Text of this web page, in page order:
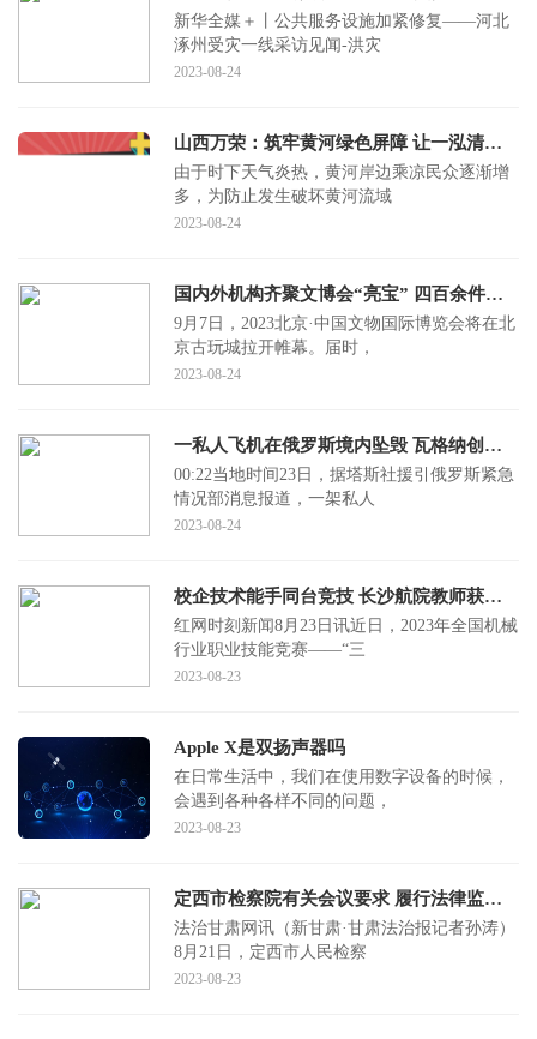
新华全媒＋丨公共服务设施加紧修复——河北
涿州受灾一线采访见闻-洪灾
2023-08-24
山西万荣：筑牢黄河绿色屏障 让一泓清水入黄河
由于时下天气炎热，黄河岸边乘凉民众逐渐增
多，为防止发生破坏黄河流域
2023-08-24
国内外机构齐聚文博会“亮宝” 四百余件重量级文物艺术品将首次亮相
9月7日，2023北京·中国文物国际博览会将在北
京古玩城拉开帷幕。届时，
2023-08-24
一私人飞机在俄罗斯境内坠毁 瓦格纳创始人普里戈任在乘机名单上
00:22当地时间23日，据塔斯社援引俄罗斯紧急
情况部消息报道，一架私人
2023-08-24
校企技术能手同台竞技 长沙航院教师获全国机械行业技能竞赛一等奖
红网时刻新闻8月23日讯近日，2023年全国机械
行业职业技能竞赛——“三
2023-08-23
Apple X是双扬声器吗
在日常生活中，我们在使用数字设备的时候，
会遇到各种各样不同的问题，
2023-08-23
定西市检察院有关会议要求 履行法律监督职责办好每一个案件
法治甘肃网讯（新甘肃·甘肃法治报记者孙涛）
8月21日，定西市人民检察
2023-08-23